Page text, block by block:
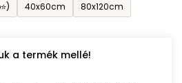
40x60cm 80x120cm
a termék mellé!